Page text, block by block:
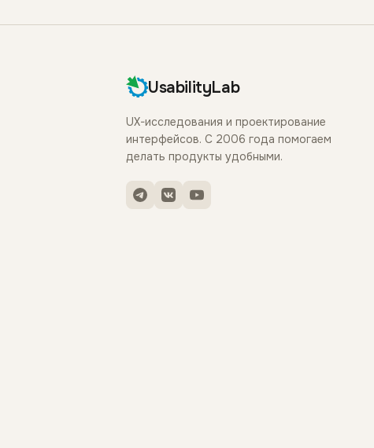
UsabilityLab
UX-исследования и проектирование
интерфейсов. С 2006 года помогаем
делать продукты удобными.